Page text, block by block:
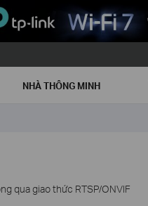
NHÀ THÔNG MINH
qua giao thức RTSP/ONVIF